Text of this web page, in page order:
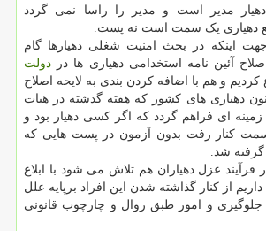
مدیر است و مدیر را راسا نمی گردد
دهیاری یک سمت است نه پست.
اینکه در بحث امنیت شغلی دهیارها گام
آئین نامه استخدامی دهیاری ها در دولت
و هم با اضافه کردن بندی به لایحه اصلاح
دهیاری های کشور که هفته گذشته در هیات
ای فراهم گردد که اگر کسی دهیار بود و
کنار رفت بدون آزمون در پست هایی که
شد.
فرآیند عزل دهیاران هم تلاش می شود با ابلاغ
از کنار گذاشته شدن این افراد برپایه علل
و امور طبق روال و چارچوب قانونی